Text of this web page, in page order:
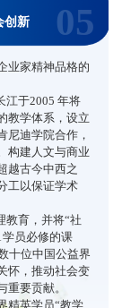
创新 05
业家精神品格的
江于2005 年将
教学体系，设立
尼迪学院合作，
构建人文与商业
越古今中西之
工以保证学术
教育，并将“社
员必修的课
十位中国公益界
怀，推动社会变
要贡献。
精英学员“教学